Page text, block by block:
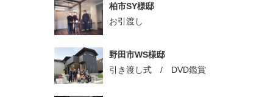
柏市SY様邸
お引渡し
野田市WS様邸
引き渡し式 / DVD鑑賞